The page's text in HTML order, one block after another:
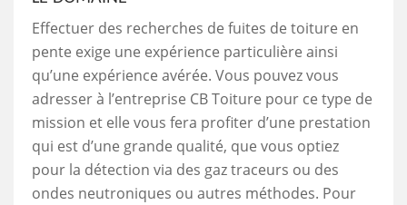
Effectuer des recherches de fuites de toiture en
pente exige une expérience particulière ainsi
qu’une expérience avérée. Vous pouvez vous
adresser à l’entreprise CB Toiture pour ce type de
mission et elle vous fera profiter d’une prestation
qui est d’une grande qualité, que vous optiez
pour la détection via des gaz traceurs ou des
ondes neutroniques ou autres méthodes. Pour